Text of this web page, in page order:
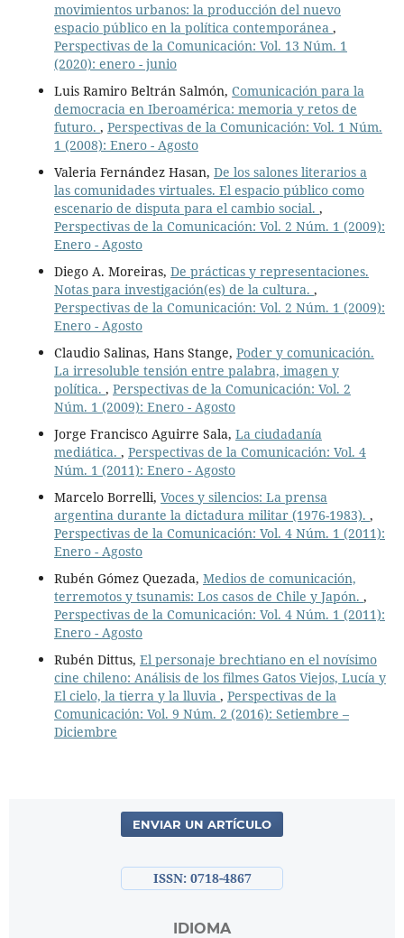
movimientos urbanos: la producción del nuevo
espacio público en la política contemporánea ,
Perspectivas de la Comunicación: Vol. 13 Núm. 1
(2020): enero - junio
Luis Ramiro Beltrán Salmón, Comunicación para la
democracia en Iberoamérica: memoria y retos de
futuro. , Perspectivas de la Comunicación: Vol. 1 Núm.
1 (2008): Enero - Agosto
Valeria Fernández Hasan, De los salones literarios a
las comunidades virtuales. El espacio público como
escenario de disputa para el cambio social. ,
Perspectivas de la Comunicación: Vol. 2 Núm. 1 (2009):
Enero - Agosto
Diego A. Moreiras, De prácticas y representaciones.
Notas para investigación(es) de la cultura. ,
Perspectivas de la Comunicación: Vol. 2 Núm. 1 (2009):
Enero - Agosto
Claudio Salinas, Hans Stange, Poder y comunicación.
La irresoluble tensión entre palabra, imagen y
política. , Perspectivas de la Comunicación: Vol. 2
Núm. 1 (2009): Enero - Agosto
Jorge Francisco Aguirre Sala, La ciudadanía
mediática. , Perspectivas de la Comunicación: Vol. 4
Núm. 1 (2011): Enero - Agosto
Marcelo Borrelli, Voces y silencios: La prensa
argentina durante la dictadura militar (1976-1983). ,
Perspectivas de la Comunicación: Vol. 4 Núm. 1 (2011):
Enero - Agosto
Rubén Gómez Quezada, Medios de comunicación,
terremotos y tsunamis: Los casos de Chile y Japón. ,
Perspectivas de la Comunicación: Vol. 4 Núm. 1 (2011):
Enero - Agosto
Rubén Dittus, El personaje brechtiano en el novísimo
cine chileno: Análisis de los filmes Gatos Viejos, Lucía y
El cielo, la tierra y la lluvia , Perspectivas de la
Comunicación: Vol. 9 Núm. 2 (2016): Setiembre –
Diciembre
ENVIAR UN ARTÍCULO
ISSN: 0718-4867
IDIOMA